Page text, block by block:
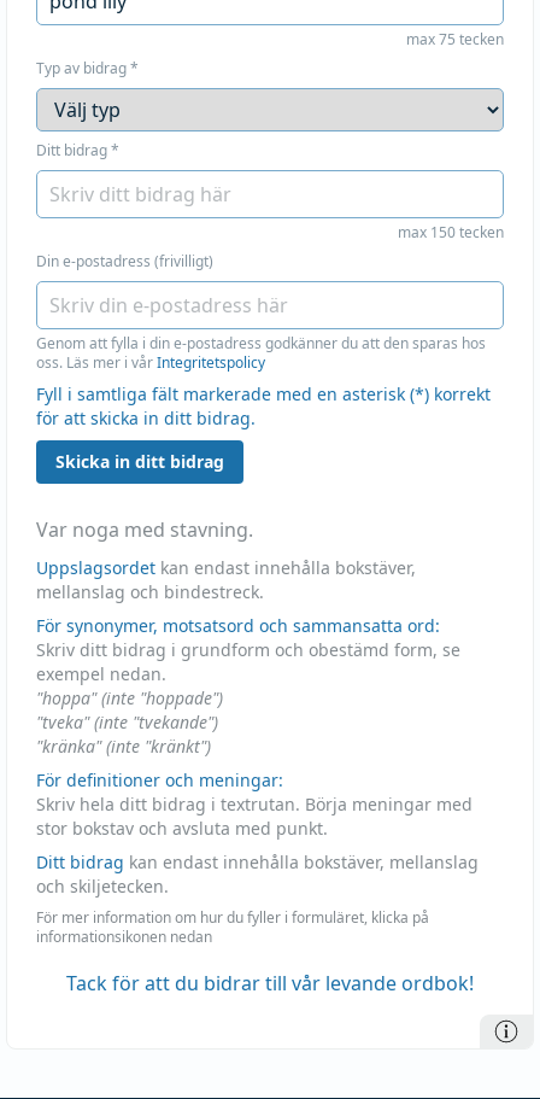
max 75 tecken
Typ av bidrag*
Ditt bidrag*
max 150 tecken
Din e-postadress (frivilligt)
Genom att fylla i din e-postadress godkänner du att den sparas hos
oss. Läs mer i vårIntegritetspolicy
Fyll i samtliga fält markerade med en asterisk (*) korrekt
för att skicka in ditt bidrag.
Skicka in ditt bidrag
Var noga med stavning.
Uppslagsordet kan endast innehålla bokstäver,
mellanslag och bindestreck.
För synonymer, motsatsord och sammansatta ord:
Skriv ditt bidrag i grundform och obestämd form, se
exempel nedan.
"hoppa" (inte "hoppade")
"tveka" (inte "tvekande")
"kränka" (inte "kränkt")
För definitioner och meningar:
Skriv hela ditt bidrag i textrutan. Börja meningar med
stor bokstav och avsluta med punkt.
Ditt bidrag kan endast innehålla bokstäver, mellanslag
och skiljetecken.
För mer information om hur du fyller i formuläret, klicka på
informationsikonen nedan
Tack för att du bidrar till vår levande ordbok!